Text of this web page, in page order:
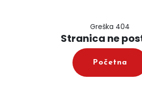
Greška 404
Stranica ne
Početna